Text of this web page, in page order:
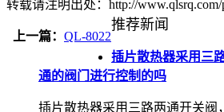
转载请注明出处：http://www.qlsrq.com/
上一篇： QL-8022
推荐新闻
插片散热器采用三
通的阀门进行控制的吗
插片散热器采用三路两通开关阀